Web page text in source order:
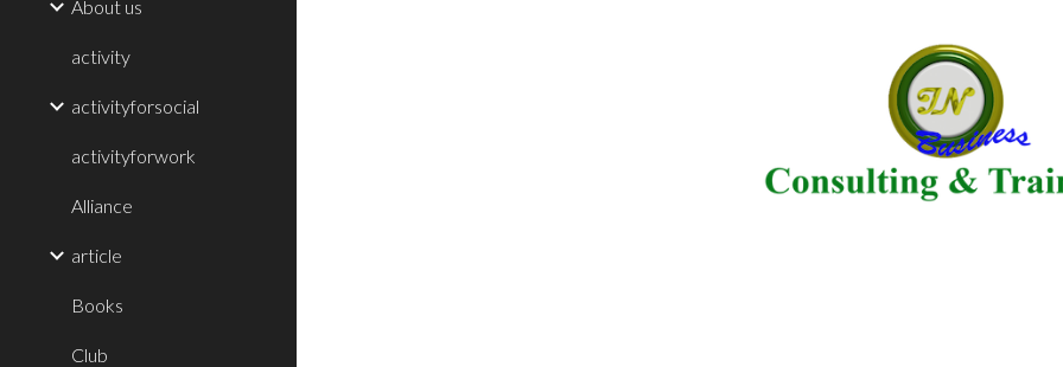
About us
activity
activityforsocial
activityforwork
Alliance
article
Books
Club